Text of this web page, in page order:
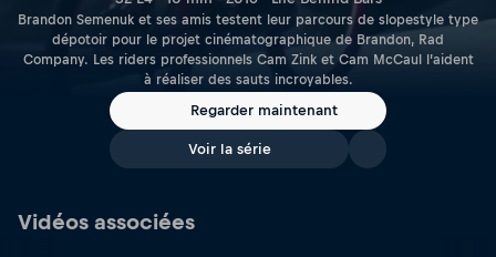
Brandon Semenuk et ses amis testent leur parcours de slopestyle type
dépotoir pour le projet cinématographique de Brandon, Rad
Company. Les riders professionnels Cam Zink et Cam McCaul l’aident
à réaliser des sauts incroyables.
Regarder maintenant
Voir la série
Vidéos associées